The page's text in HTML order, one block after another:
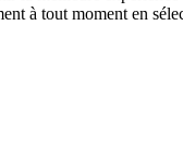
à tout moment en